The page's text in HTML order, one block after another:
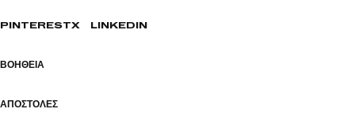
PINTERESTX LINKEDIN
ΒΟΉΘΕΙΑ
ΑΠΟΣΤΟΛΈΣ